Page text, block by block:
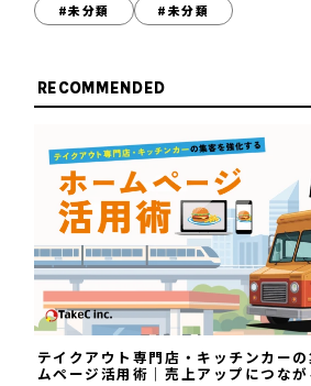
#未分類
#未分類
RECOMMENDED
テイクアウト専門店・キッチンカー
ムページ活用術｜売上アップにつな